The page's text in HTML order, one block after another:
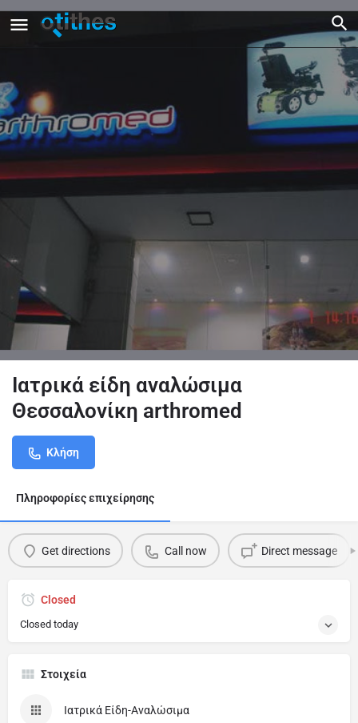
Ιατρικά είδη αναλώσιμα
Θεσσαλονίκη arthromed
Κλήση
Πληροφορίες επιχείρησης
Get directions Call now Direct message
Closed
Closed today
Στοιχεία
Ιατρικά Είδη-Αναλώσιμα